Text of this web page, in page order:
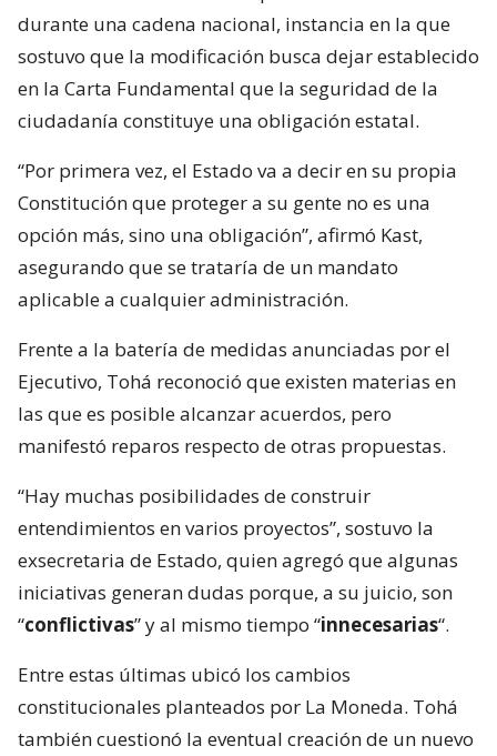
durante una cadena nacional, instancia en la que
sostuvo que la modificación busca dejar establecido
en la Carta Fundamental que la seguridad de la
ciudadanía constituye una obligación estatal.
“Por primera vez, el Estado va a decir en su propia
Constitución que proteger a su gente no es una
opción más, sino una obligación”, afirmó Kast,
asegurando que se trataría de un mandato
aplicable a cualquier administración.
Frente a la batería de medidas anunciadas por el
Ejecutivo, Tohá reconoció que existen materias en
las que es posible alcanzar acuerdos, pero
manifestó reparos respecto de otras propuestas.
“Hay muchas posibilidades de construir
entendimientos en varios proyectos”, sostuvo la
exsecretaria de Estado, quien agregó que algunas
iniciativas generan dudas porque, a su juicio, son
“conflictivas” y al mismo tiempo “innecesarias“.
Entre estas últimas ubicó los cambios
constitucionales planteados por La Moneda. Tohá
también cuestionó la eventual creación de un nuevo